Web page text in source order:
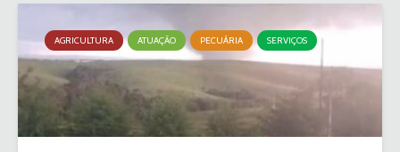
AGRICULTURA ATUAÇÃO PECUÁRIA SERVIÇOS